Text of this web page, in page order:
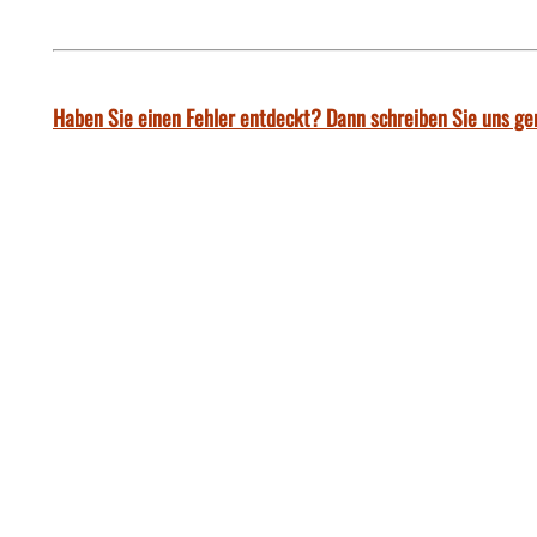
Haben Sie einen Fehler entdeckt? Dann schreiben Sie uns